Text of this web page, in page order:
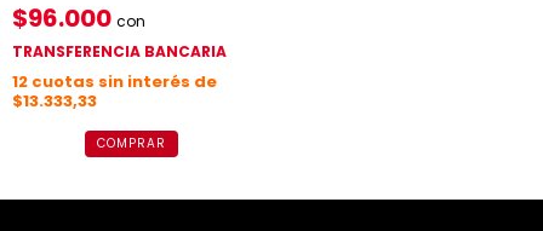
$96.000 con
TRANSFERENCIA BANCARIA
12 cuotas sin interés de
$13.333,33
COMPRAR